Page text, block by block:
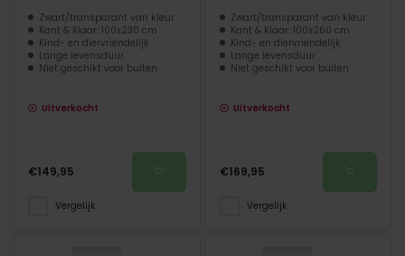
Zwart/transparant van kleur
Kant & Klaar: 100x230 cm
Kind- en diervriendelijk
Lange levensduur
Niet geschikt voor buiten
Uitverkocht
€149,95
Vergelijk
Zwart/transparant van kleur
Kant & Klaar: 100x260 cm
Kind- en diervriendelijk
Lange levensduur
Niet geschikt voor buiten
Uitverkocht
€169,95
Vergelijk